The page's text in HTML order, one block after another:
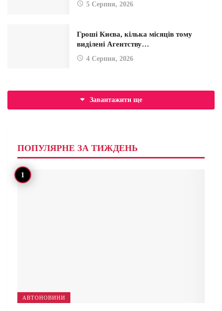
5 Серпня, 2026
Гроші Києва, кілька місяців тому
виділені Агентству…
4 Серпня, 2026
Завантажити ще
ПОПУЛЯРНЕ ЗА ТИЖДЕНЬ
АВТОНОВИНИ